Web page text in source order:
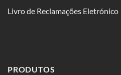
Livro de Reclamações Eletrónico
PRODUTOS